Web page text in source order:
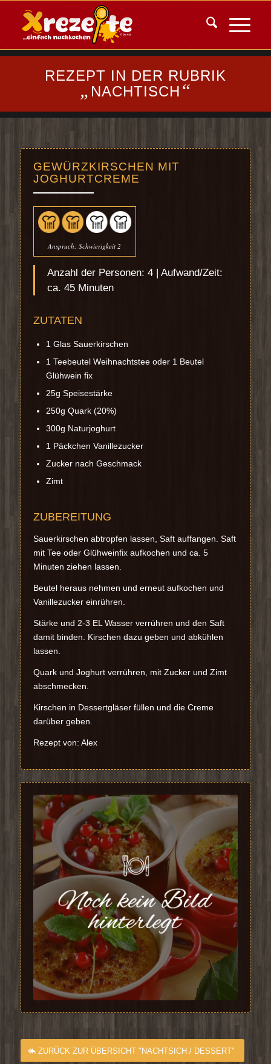
REZEPT IN DER RUBRIK
„ NACHTISCH “
GEWÜRZKIRSCHEN MIT
JOGHURTCREME
Anspruch: Schwierigkeit 2
Anzahl der Personen: 4 | Aufwand/Zeit:
ca. 45 Minuten
ZUTATEN
1 Glas Sauerkirschen
1 Teebeutel Weihnachtstee oder 1 Beutel
Glühwein fix
25g Speisestärke
250g Quark (20%)
300g Naturjoghurt
1 Päckchen Vanillezucker
Zucker nach Geschmack
Zimt
ZUBEREITUNG
Sauerkirschen abtropfen lassen, Saft auffangen. Saft
mit Tee oder Glühweinfix aufkochen und ca. 5
Minuten ziehen lassen.
Beutel heraus nehmen und erneut aufkochen und
Vanillezucker einrühren.
Stärke und 2-3 EL Wasser verrühren und den Saft
damit binden. Kirschen dazu geben und abkühlen
lassen.
Quark und Joghurt verrühren, mit Zucker und Zimt
abschmecken.
Kirschen in Dessertgläser füllen und die Creme
darüber geben.
Rezept von: Alex
ZURÜCK ZUR ÜBERSICHT "NACHTSICH / DESSERT"